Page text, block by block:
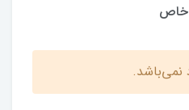
خاص
نمی‌باشد.